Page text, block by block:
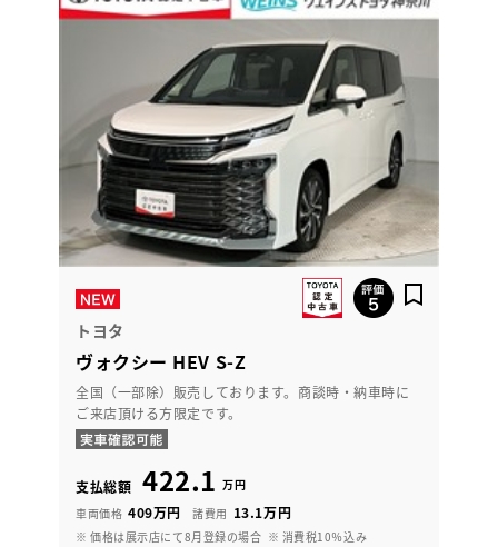
トヨタ
ヴォクシー HEV S-Z
全国（一部除）販売しております。商談時・納車時に
ご来店頂ける方限定です。
支払総額 422.1 万円
車両価格 409万円 諸費用 13.1万円
※ 価格は展示店にて8月登録の場合 ※ 消費税10％込み